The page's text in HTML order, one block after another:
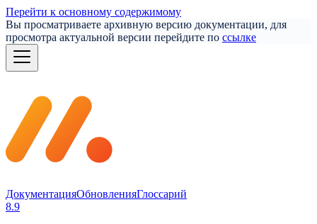
Перейти к основному содержимому
Вы просматриваете архивную версию документации, для
просмотра актуальной версии перейдите по ссылке
ДокументацияОбновленияГлоссарий
8.9